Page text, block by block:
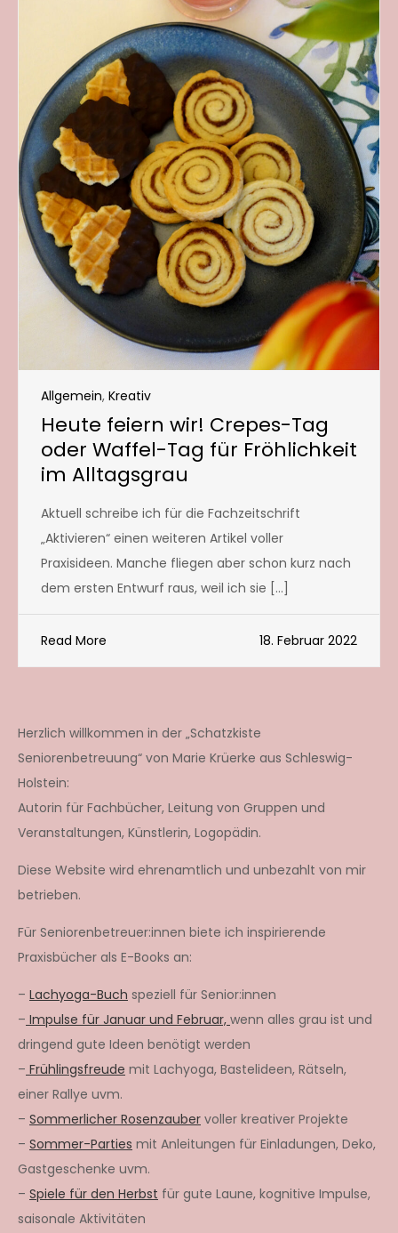
Allgemein, Kreativ
Heute feiern wir! Crepes-Tag
oder Waffel-Tag für Fröhlichkeit
im Alltagsgrau
Aktuell schreibe ich für die Fachzeitschrift
„Aktivieren“ einen weiteren Artikel voller
Praxisideen. Manche fliegen aber schon kurz nach
dem ersten Entwurf raus, weil ich sie […]
Read More 18. Februar 2022
Herzlich willkommen in der „Schatzkiste
Seniorenbetreuung“ von Marie Krüerke aus Schleswig-
Holstein:
Autorin für Fachbücher, Leitung von Gruppen und
Veranstaltungen, Künstlerin, Logopädin.
Diese Website wird ehrenamtlich und unbezahlt von mir
betrieben.
Für Seniorenbetreuer:innen biete ich inspirierende
Praxisbücher als E-Books an:
– Lachyoga-Buch speziell für Senior:innen
– Impulse für Januar und Februar, wenn alles grau ist und
dringend gute Ideen benötigt werden
– Frühlingsfreude mit Lachyoga, Bastelideen, Rätseln,
einer Rallye uvm.
– Sommerlicher Rosenzauber voller kreativer Projekte
– Sommer-Parties mit Anleitungen für Einladungen, Deko,
Gastgeschenke uvm.
– Spiele für den Herbst für gute Laune, kognitive Impulse,
saisonale Aktivitäten